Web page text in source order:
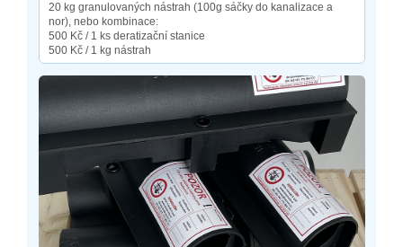
20 kg granulovaných nástrah (100g sáčky do kanalizace a
nor), nebo kombinace:
500 Kč / 1 ks deratizační stanice
500 Kč / 1 kg nástrah